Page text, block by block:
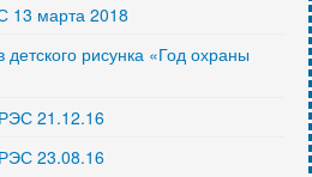
13 марта 2018
рисунка «Год охраны
21.12.16
23.08.16